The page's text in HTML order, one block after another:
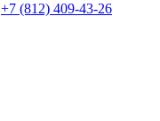
+7 (812) 409-43-26